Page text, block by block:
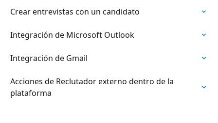
Crear entrevistas con un candidato
Integración de Microsoft Outlook
Integración de Gmail
Acciones de Reclutador externo dentro de la
plataforma